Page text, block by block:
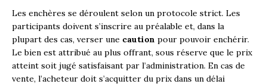
Les enchères se déroulent selon un protocole strict. Les
participants doivent s’inscrire au préalable et, dans la
plupart des cas, verser une caution pour pouvoir enchérir.
Le bien est attribué au plus offrant, sous réserve que le prix
atteint soit jugé satisfaisant par l’administration. En cas de
vente, l’acheteur doit s’acquitter du prix dans un délai